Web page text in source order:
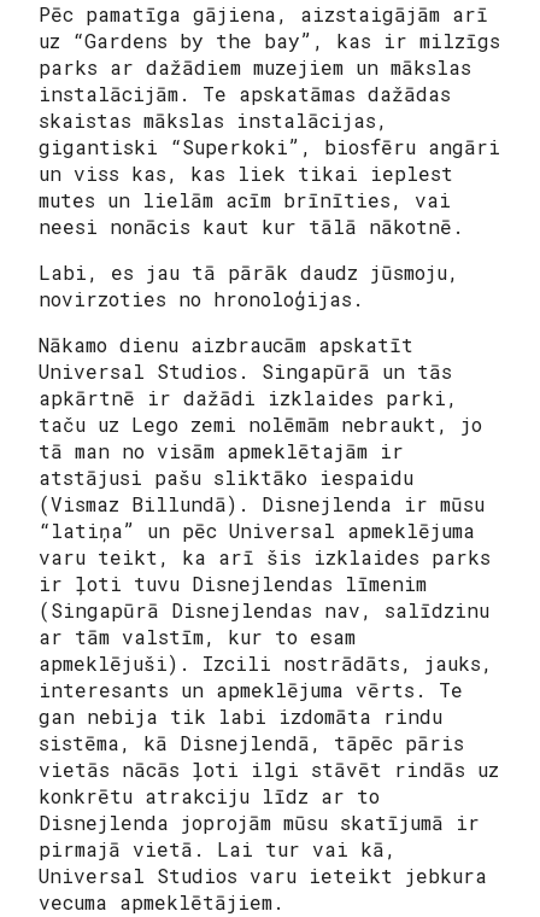
Pēc pamatīga gājiena, aizstaigājām arī
uz “Gardens by the bay”, kas ir milzīgs
parks ar dažādiem muzejiem un mākslas
instalācijām. Te apskatāmas dažādas
skaistas mākslas instalācijas,
gigantiski “Superkoki”, biosfēru angāri
un viss kas, kas liek tikai ieplest
mutes un lielām acīm brīnīties, vai
neesi nonācis kaut kur tālā nākotnē.
Labi, es jau tā pārāk daudz jūsmoju,
novirzoties no hronoloģijas.
Nākamo dienu aizbraucām apskatīt
Universal Studios. Singapūrā un tās
apkārtnē ir dažādi izklaides parki,
taču uz Lego zemi nolēmām nebraukt, jo
tā man no visām apmeklētajām ir
atstājusi pašu sliktāko iespaidu
(Vismaz Billundā). Disnejlenda ir mūsu
“latiņa” un pēc Universal apmeklējuma
varu teikt, ka arī šis izklaides parks
ir ļoti tuvu Disnejlendas līmenim
(Singapūrā Disnejlendas nav, salīdzinu
ar tām valstīm, kur to esam
apmeklējuši). Izcili nostrādāts, jauks,
interesants un apmeklējuma vērts. Te
gan nebija tik labi izdomāta rindu
sistēma, kā Disnejlendā, tāpēc pāris
vietās nācās ļoti ilgi stāvēt rindās uz
konkrētu atrakciju līdz ar to
Disnejlenda joprojām mūsu skatījumā ir
pirmajā vietā. Lai tur vai kā,
Universal Studios varu ieteikt jebkura
vecuma apmeklētājiem.